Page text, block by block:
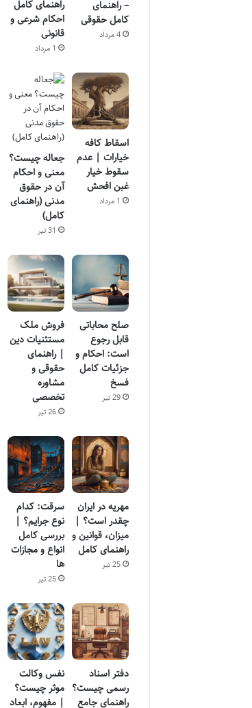
– راهنمای
کامل حقوقی
4 مرداد
راهنمای کامل
احکام شرعی و
قانونی
1 مرداد
اسقاط کافه
خیارات | عدم
سقوط خیار
غبن افحش
1 مرداد
جعاله چیست؟
معنی و احکام
آن در حقوق
مدنی (راهنمای
کامل)
31 تیر
صلح محاباتی
قابل رجوع
است: احکام و
جزئیات کامل
فسخ
29 تیر
فروش ملک
مستثنیات دین
| راهنمای
حقوقی و
مشاوره
تخصصی
26 تیر
مهریه در ایران
چقدر است؟ |
میزان، قوانین و
راهنمای کامل
25 تیر
سرقت: کدام
نوع جرایم؟ |
بررسی کامل
انواع و مجازات
ها
25 تیر
دفتر اسناد
رسمی چیست؟
راهنمای جامع
نفس وکالت
موثر چیست؟
| مفهوم، ابعاد